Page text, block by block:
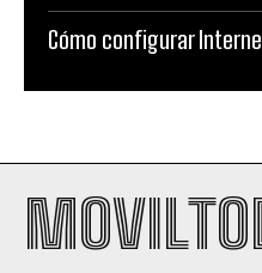
Cómo configurar